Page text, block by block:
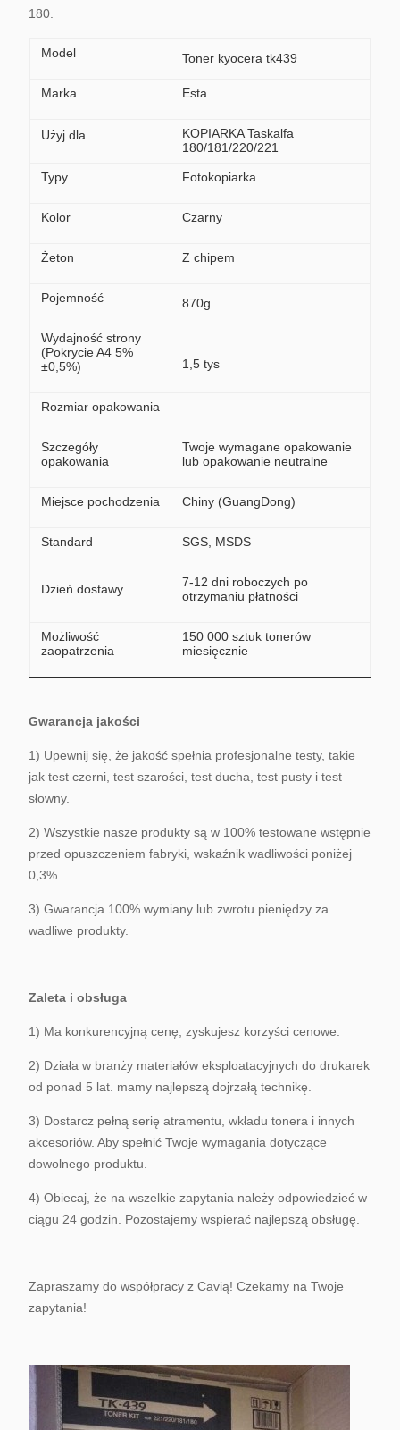
180.
Model Toner kyocera tk439
Marka Esta
Użyj dla
KOPIARKA Taskalfa
180/181/220/221
Typy Fotokopiarka
Kolor Czarny
Żeton Z chipem
Pojemność 870g
Wydajność strony
(Pokrycie A4 5%
±0,5%)
1,5 tys
Rozmiar opakowania
Szczegóły
opakowania
Twoje wymagane opakowanie
lub opakowanie neutralne
Miejsce pochodzenia Chiny (GuangDong)
Standard SGS, MSDS
Dzień dostawy
7-12 dni roboczych po
otrzymaniu płatności
Możliwość
zaopatrzenia
150 000 sztuk tonerów
miesięcznie
Gwarancja jakości
1) Upewnij się, że jakość spełnia profesjonalne testy, takie
jak test czerni, test szarości, test ducha, test pusty i test
słowny.
2) Wszystkie nasze produkty są w 100% testowane wstępnie
przed opuszczeniem fabryki, wskaźnik wadliwości poniżej
0,3%.
3) Gwarancja 100% wymiany lub zwrotu pieniędzy za
wadliwe produkty.
Zaleta i obsługa
1) Ma konkurencyjną cenę, zyskujesz korzyści cenowe.
2) Działa w branży materiałów eksploatacyjnych do drukarek
od ponad 5 lat. mamy najlepszą dojrzałą technikę.
3) Dostarcz pełną serię atramentu, wkładu tonera i innych
akcesoriów. Aby spełnić Twoje wymagania dotyczące
dowolnego produktu.
4) Obiecaj, że na wszelkie zapytania należy odpowiedzieć w
ciągu 24 godzin. Pozostajemy wspierać najlepszą obsługę.
Zapraszamy do współpracy z Cavią! Czekamy na Twoje
zapytania!